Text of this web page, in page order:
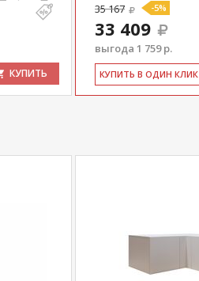
КУПИТЬ
35 167 -5%
33 409
выгода 1 759 р.
КУ­ПИТЬ В ОДИН КЛИК